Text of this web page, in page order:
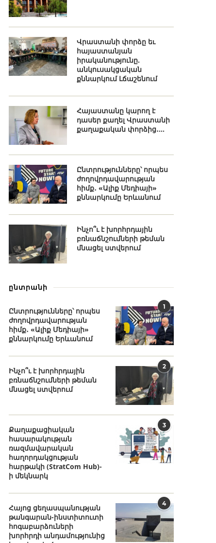
Վրաստանի փորձը եւ
հայաստանյան
իրականությունը.
անկուսակցական
քննարկում Լճաշենում
Հայաստանը կարող է
դասեր քաղել Վրաստանի
քաղաքական փորձից․...
Ընտրությունները՝ որպես
ժողովրդավարության
հիմք․ «Ալիք Մեդիայի»
քննարկումը Երևանում
Ինչո՞ւ է խորհրդային
բռնաճնշումների թեման
մնացել ստվերում
ընտրանի
1
Ընտրությունները՝ որպես
ժողովրդավարության
հիմք․ «Ալիք Մեդիայի»
քննարկումը Երևանում
2
Ինչո՞ւ է խորհրդային
բռնաճնշումների թեման
մնացել ստվերում
3
Քաղաքացիական
հասարակության
ռազմավարական
հաղորդակցության
հարթակի (StratCom Hub)-
ի մեկնարկ
4
Հայոց ցեղասպանության
թանգարան-ինստիտուտի
հոգաբարձուների
խորհրդի անդամությունից